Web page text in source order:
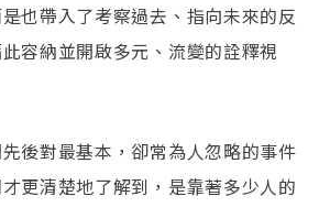
也帶入了考察過去、指向未來的反
容納並開啟多元、流變的詮釋視
後對最基本，卻常為人忽略的事件
更清楚地了解到，是靠著多少人的